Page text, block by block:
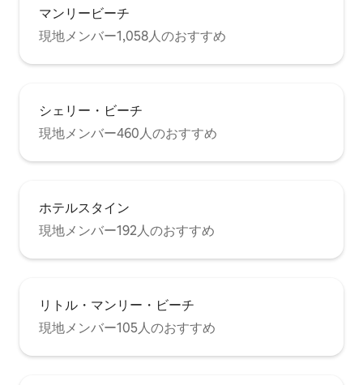
ご連絡ください。 マンリーは素晴らしく
活気のある街の村です。 アパートは住宅
街の����の上にあり、ビレッジの中心
部やナイトライフの音からは少し離れて
います。 徒歩圏内には、有名なマンリー
ドとピットウォーターロードを常に行き
来して、周辺のすべてのエリアと市内へ
歩圏内にあり、市内へのボートに乗るこ
要な場合は、ゲートの後ろに小型車から
中型車用の駐車スペースがあります。 大
型車または2台目の車については、無料で
無制限の路上駐車ができる住民用駐車許
近くの平地に停車するバスが頻繁に運行
しており、丘の下部にはタクシー乗り場
があり、料金は約7ドルです。 マンリー議
会は、朝から夕方まで30分ごとに無料の
「ホップ、スキップ＆ジャンプ」バスを
マンリービーチ
現地メンバー1,058人のおすすめ
シェリー・ビーチ
現地メンバー460人のおすすめ
ホテルスタイン
現地メンバー192人のおすすめ
リトル・マンリー・ビーチ
現地メンバー105人のおすすめ